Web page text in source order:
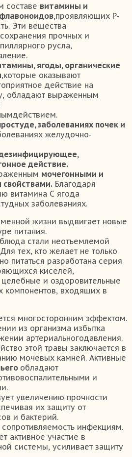
составе витамины и
,проявляющих Р-
Эти вещества
прочных и
русла,
ягоды, органические
,которые оказывают
действие на
обладают выраженным
заболеваниях почек и
желудочно-
действие.
мочегонными и
Благодаря
витамина С ягода
заболеваниях.
жизни выдвигает новые
питания.
стали неотъемлемой
тех, кто желает не только
питаться разработана серия
киселей,
и оздоровительные
компонентов, входящих в
многосторонним эффектом.
из организма избытка
артериальногодавления.
этой травы заключается в
мочевых камней. Активные
обладают
и
увеличению прочности
их защиту от
и бактерий.
инфекциям.
активное участие в
системы, усиливает защиту